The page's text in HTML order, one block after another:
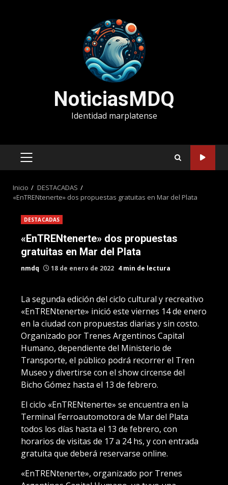
NoticiasMDQ
Identidad marplatense
MENÚ
Inicio
DESTACADAS
«EnTRENtenerte» dos propuestas gratuitas en Mar del Plata
DESTACADAS
«EnTRENtenerte» dos propuestas
gratuitas en Mar del Plata
nmdq 18 de enero de 2022 4 min de lectura
La segunda edición del ciclo cultural y recreativo
«EnTRENtenerte» inició este viernes 14 de enero
en la ciudad con propuestas diarias y sin costo.
Organizado por Trenes Argentinos Capital
Humano, dependiente del Ministerio de
Transporte, el público podrá recorrer el Tren
Museo y divertirse con el show circense del
Bicho Gómez hasta el 13 de febrero.
El ciclo «EnTRENtenerte» se encuentra en la
Terminal Ferroautomotora de Mar del Plata
todos los días hasta el 13 de febrero, con
horarios de visitas de 17 a 24 hs, y con entrada
gratuita que deberá reservarse online.
«EnTRENtenerte», organizado por Trenes